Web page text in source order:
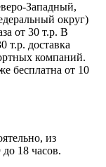
Западный,
округ)
от 30 т.р. В
т.р. доставка
компаний.
бесплатна от 10
из
18 часов.